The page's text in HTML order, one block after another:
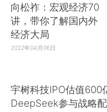
向松祚：宏观经济70
讲，带你了解国内外
经济大局
2022年04月06日
宇树科技IPO估值600
DeepSeek参与战略